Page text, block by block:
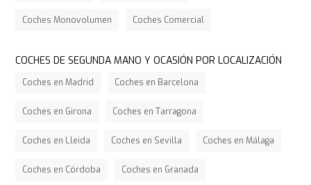
Coches Monovolumen Coches Comercial
COCHES DE SEGUNDA MANO Y OCASIÓN POR LOCALIZACIÓN
Coches en Madrid Coches en Barcelona
Coches en Girona Coches en Tarragona
Coches en Lleida Coches en Sevilla Coches en Málaga
Coches en Córdoba Coches en Granada